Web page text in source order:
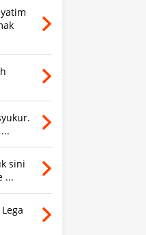
sini
...